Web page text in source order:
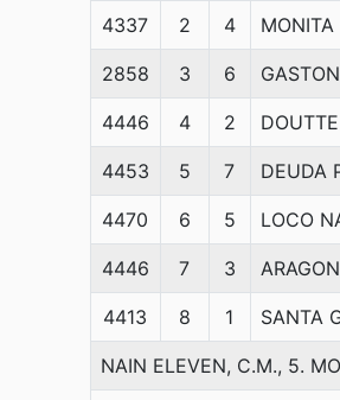
4337 2 4 MONITA
2858 3 6
4446 4 2 DOUTTE
4453 5 7 DEUDA
4470 6 5 LOCO
4446 7 3
4413 8 1 SANTA
NAIN ELEVEN, C.M., 5.